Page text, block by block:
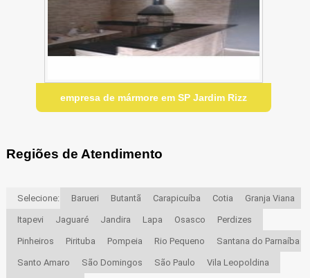
empresa de mármore em SP Jardim Rizz
Regiões de Atendimento
Selecione: Barueri Butantã Carapicuíba Cotia Granja Viana
Itapevi Jaguaré Jandira Lapa Osasco Perdizes
Pinheiros Pirituba Pompeia Rio Pequeno Santana do Parnaíba
Santo Amaro São Domingos São Paulo Vila Leopoldina